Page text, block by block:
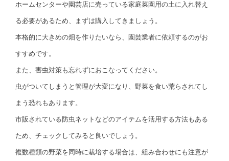
ホームセンターや園芸店に売っている家庭菜園用の土に入れ替え
る必要があるため、まずは購入してきましょう。
本格的に大きめの畑を作りたいなら、園芸業者に依頼するのがお
すすめです。
また、害虫対策も忘れずにおこなってください。
虫がついてしまうと管理が大変になり、野菜を食い荒らされてし
まう恐れもあります。
市販されている防虫ネットなどのアイテムを活用する方法もある
ため、チェックしてみると良いでしょう。
複数種類の野菜を同時に栽培する場合は、組み合わせにも注意が